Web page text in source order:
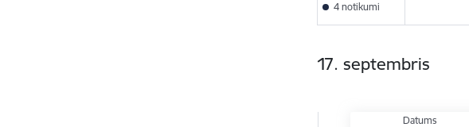
4 notikumi
17. septembris
Datums